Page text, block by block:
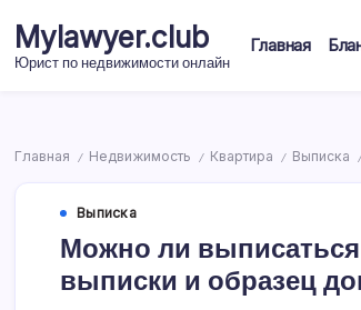
содержимому
Mylawyer.club
Юрист по недвижимости онлайн
Главная
Главная / Недвижимость / Квартира / Выписка /
Выписка
Можно ли
выписки и образец